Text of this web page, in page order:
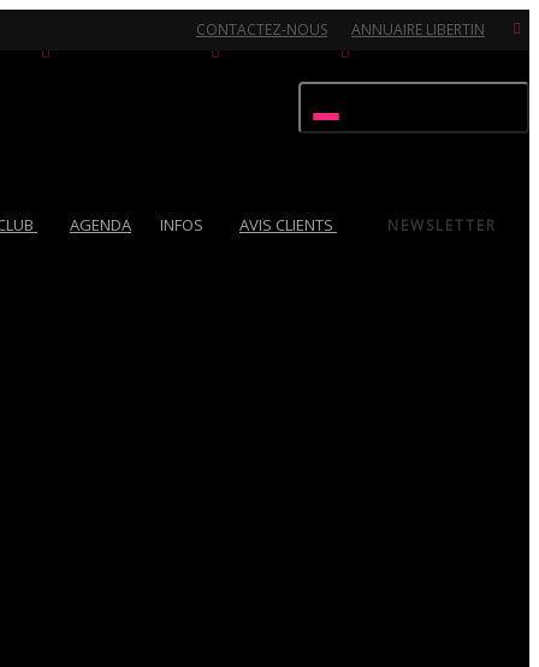
CONTACTEZ-NOUS ANNUAIRE LIBERTIN
AGENDA INFOS AVIS CLIENTS NEWSLETTER